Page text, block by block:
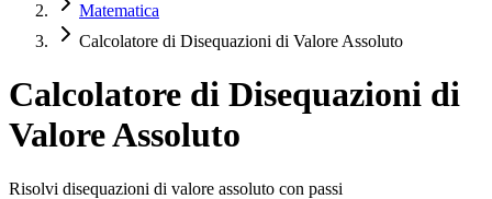
Matematica
Calcolatore di Disequazioni di Valore Assoluto
Calcolatore di Disequazioni di
Valore Assoluto
Risolvi disequazioni di valore assoluto con passi